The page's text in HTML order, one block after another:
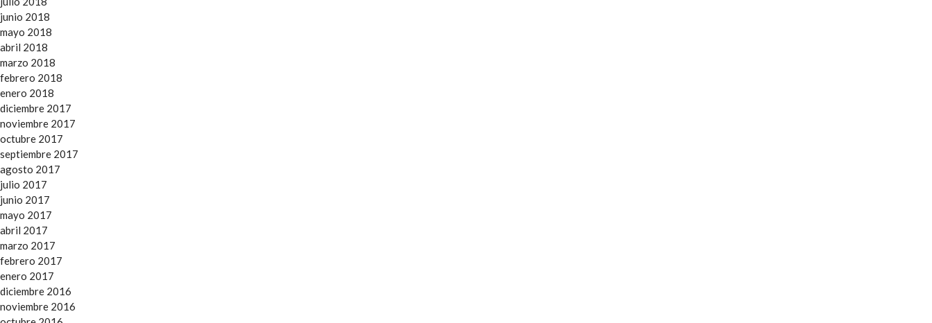
junio 2018
mayo 2018
abril 2018
marzo 2018
febrero 2018
enero 2018
diciembre 2017
noviembre 2017
octubre 2017
septiembre 2017
agosto 2017
julio 2017
junio 2017
mayo 2017
abril 2017
marzo 2017
febrero 2017
enero 2017
diciembre 2016
noviembre 2016